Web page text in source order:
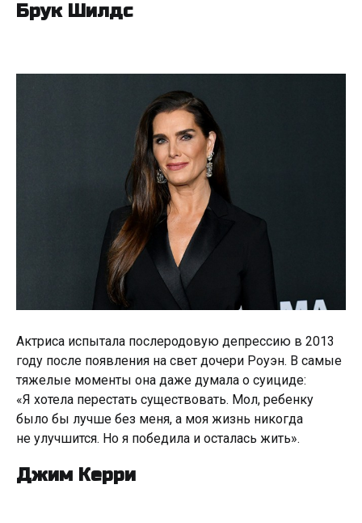
Брук Шилдс
Актриса испытала послеродовую депрессию в 2013
году после появления на свет дочери Роуэн. В самые
тяжелые моменты она даже думала о суициде:
«Я хотела перестать существовать. Мол, ребенку
было бы лучше без меня, а моя жизнь никогда
не улучшится. Но я победила и осталась жить».
Джим Керри